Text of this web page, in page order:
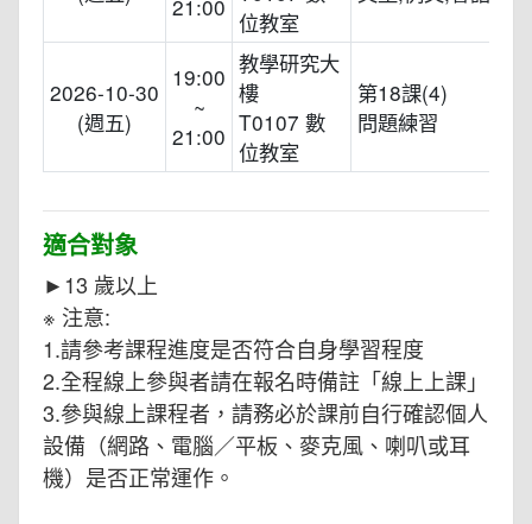
21:00
位教室
2026-10-30
(週五)
19:00
~
21:00
教學研究大
樓
T0107 數
位教室
第18課(4)
問題練習
適合對象
►13 歲以上
※ 注意:
1.請參考課程進度是否符合自身學習程度
2.全程線上參與者請在報名時備註「線上上課」
3.參與線上課程者，請務必於課前自行確認個人
設備（網路、電腦／平板、麥克風、喇叭或耳
機）是否正常運作。